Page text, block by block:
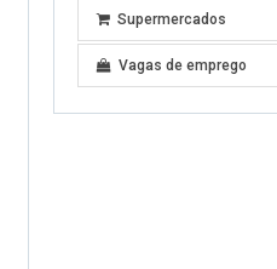
Supermercados
Vagas de emprego